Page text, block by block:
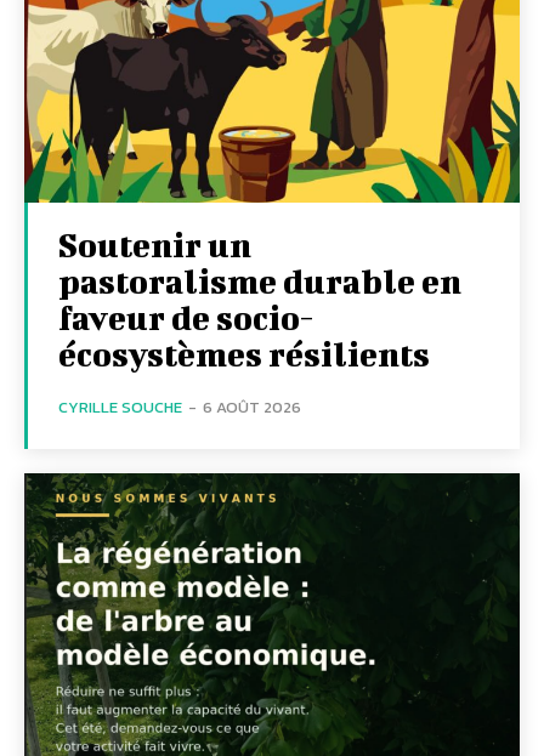
Soutenir un
pastoralisme durable en
faveur de socio-
écosystèmes résilients
CYRILLE SOUCHE - 6 AOÛT 2026